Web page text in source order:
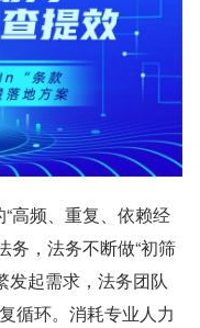
高频、重复、依赖经
务，法务不断做“初筛
发起需求，法务团队
循环。消耗专业人力